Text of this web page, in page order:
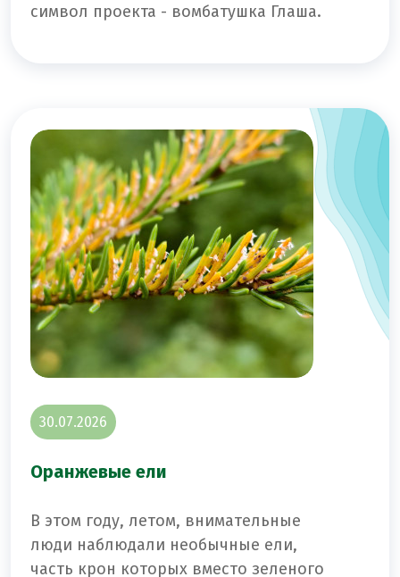
символ проекта - вомбатушка Глаша.
30.07.2026
Оранжевые ели
В этом году, летом, внимательные
люди наблюдали необычные ели,
часть крон которых вместо зеленого